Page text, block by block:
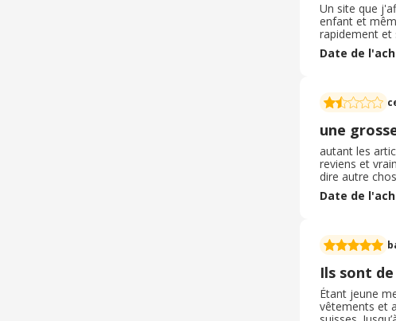
Un site que
enfant et
rapidement et
régulièrement
Je vous
Date de
une
autant les
reviens et
dire autre
mois pour
dépot de colis
possibilité
commande,
plus simple et
Date de
Ils sont
Étant jeune
vêtements et